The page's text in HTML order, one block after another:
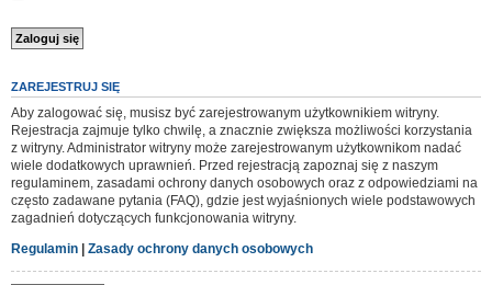
ZAREJESTRUJ SIĘ
Aby zalogować się, musisz być zarejestrowanym użytkownikiem witryny.
Rejestracja zajmuje tylko chwilę, a znacznie zwiększa możliwości korzystania
z witryny. Administrator witryny może zarejestrowanym użytkownikom nadać
wiele dodatkowych uprawnień. Przed rejestracją zapoznaj się z naszym
regulaminem, zasadami ochrony danych osobowych oraz z odpowiedziami na
często zadawane pytania (FAQ), gdzie jest wyjaśnionych wiele podstawowych
zagadnień dotyczących funkcjonowania witryny.
Regulamin | Zasady ochrony danych osobowych